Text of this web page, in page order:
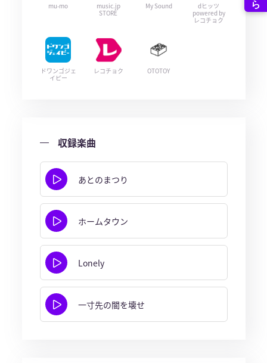
mu-mo
music.jp
STORE
My Sound
dヒッツ
powered by
レコチョク
ドワンゴジェ
イピー
レコチョク OTOTOY
収録楽曲
あとのまつり
ホームタウン
Lonely
一寸先の闇を壊せ